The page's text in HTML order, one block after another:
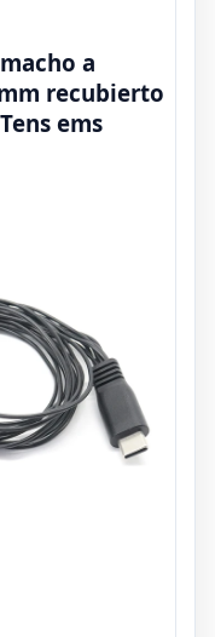
a
recubierto
ems